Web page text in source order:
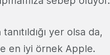
yer olsa da,
en iyi örnek Apple.